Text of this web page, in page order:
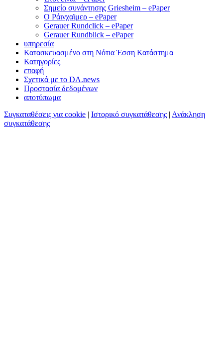
Σημείο συνάντησης Griesheim – ePaper
Ο Ράινχαϊμερ – ePaper
Gerauer Rundclick – ePaper
Gerauer Rundblick – ePaper
υπηρεσία
Κατασκευασμένο στη Νότια Έσση Κατάστημα
Κατηγορίες
επαφή
Σχετικά με το DA.news
Προστασία δεδομένων
αποτύπωμα
Συγκαταθέσεις για cookie | Ιστορικό συγκατάθεσης | Ανάκληση
συγκατάθεσης